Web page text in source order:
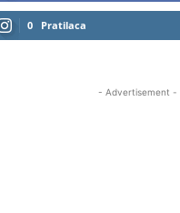
0 Pratilaca
- Advertisement -